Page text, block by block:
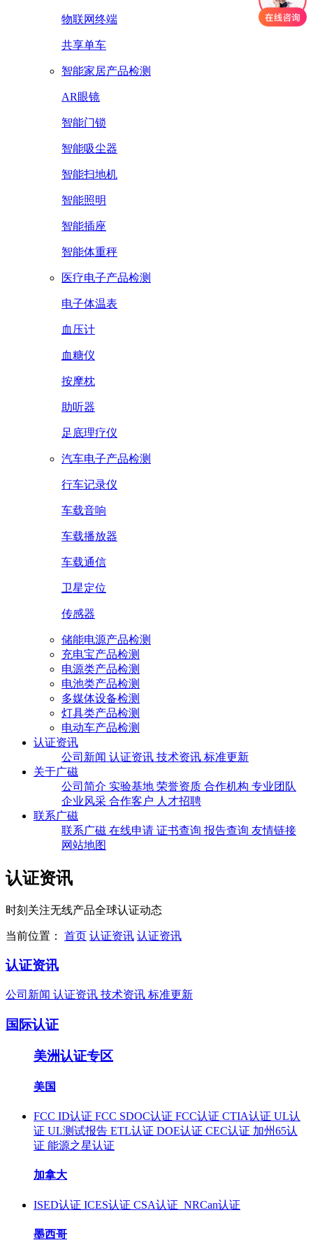
物联网终端
共享单车
智能家居产品检测
AR眼镜
智能门锁
智能吸尘器
智能扫地机
智能照明
智能插座
智能体重秤
医疗电子产品检测
电子体温表
血压计
血糖仪
按摩枕
助听器
足底理疗仪
汽车电子产品检测
行车记录仪
车载音响
车载播放器
车载通信
卫星定位
传感器
储能电源产品检测
充电宝产品检测
电源类产品检测
电池类产品检测
多媒体设备检测
灯具类产品检测
电动车产品检测
认证资讯
公司新闻 认证资讯 技术资讯 标准更新
关于广磁
公司简介 实验基地 荣誉资质 合作机构 专业团队
企业风采 合作客户 人才招聘
联系广磁
联系广磁 在线申请 证书查询 报告查询 友情链接
网站地图
认证资讯
时刻关注无线产品全球认证动态
当前位置： 首页 认证资讯 认证资讯
认证资讯
公司新闻 认证资讯 技术资讯 标准更新
国际认证
美洲认证专区
美国
FCC ID认证 FCC SDOC认证 FCC认证 CTIA认证 UL认
证 UL测试报告 ETL认证 DOE认证 CEC认证 加州65认
证 能源之星认证
加拿大
ISED认证 ICES认证 CSA认证 NRCan认证
墨西哥